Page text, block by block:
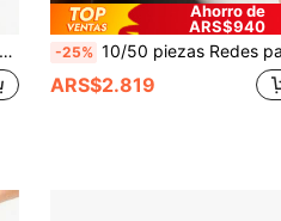
Ahorro de
ARS$940
-25% 10/50 piezas Redes para el cabello ultra finas e invisibles, malla transpirable de alta elasticidad, gorro para peluca, herramienta de peinado, adecuado para baile, enfermería, hogar, accesorios
ARS$2.819